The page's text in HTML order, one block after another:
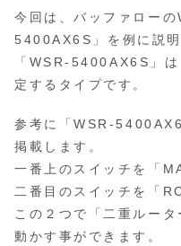
今回は、バッファロー
5400AX6S」を例に説明
「WSR-5400AX6S」
定するタイプです。
参考に「WSR-
掲載します。
一番上のスイッチを「
二番目のスイッチを「
この２つで「二重ルー
動かす事ができます。